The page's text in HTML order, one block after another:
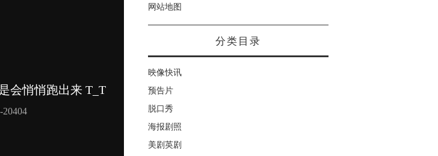
网站地图
分类目录
映像快讯
预告片
脱口秀
海报剧照
美剧英剧